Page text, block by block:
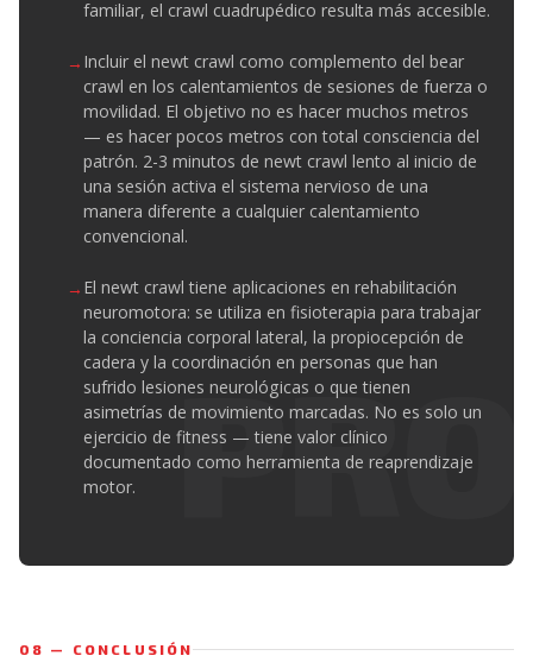
familiar, el crawl cuadrupédico resulta más accesible.
Incluir el newt crawl como complemento del bear
crawl en los calentamientos de sesiones de fuerza o
movilidad. El objetivo no es hacer muchos metros
— es hacer pocos metros con total consciencia del
patrón. 2-3 minutos de newt crawl lento al inicio de
una sesión activa el sistema nervioso de una
manera diferente a cualquier calentamiento
convencional.
El newt crawl tiene aplicaciones en rehabilitación
neuromotora: se utiliza en fisioterapia para trabajar
la conciencia corporal lateral, la propiocepción de
cadera y la coordinación en personas que han
sufrido lesiones neurológicas o que tienen
asimetrías de movimiento marcadas. No es solo un
ejercicio de fitness — tiene valor clínico
documentado como herramienta de reaprendizaje
motor.
08 — CONCLUSIÓN